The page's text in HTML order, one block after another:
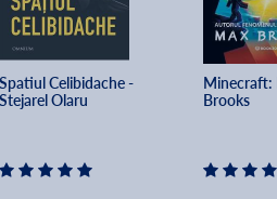
Spatiul Celibidache -
Stejarel Olaru
Minecraft:
Brooks